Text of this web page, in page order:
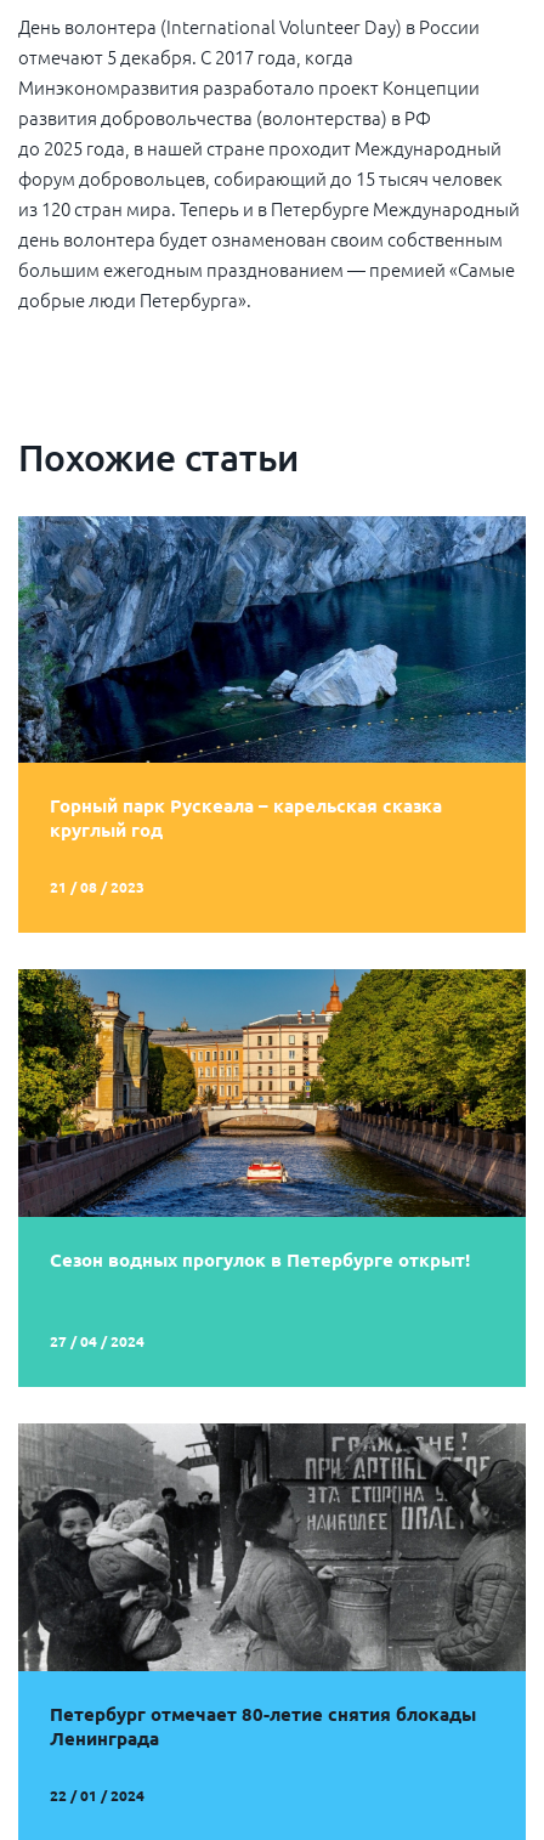
День волонтера (International Volunteer Day) в России
отмечают 5 декабря. С 2017 года, когда
Минэкономразвития разработало проект Концепции
развития добровольчества (волонтерства) в РФ
до 2025 года, в нашей стране проходит Международный
форум добровольцев, собирающий до 15 тысяч человек
из 120 стран мира. Теперь и в Петербурге Международный
день волонтера будет ознаменован своим собственным
большим ежегодным празднованием — премией «Самые
добрые люди Петербурга».
Похожие статьи
Горный парк Рускеала – карельская сказка
круглый год
21 / 08 / 2023
Сезон водных прогулок в Петербурге открыт!
27 / 04 / 2024
Петербург отмечает 80-летие снятия блокады
Ленинграда
22 / 01 / 2024